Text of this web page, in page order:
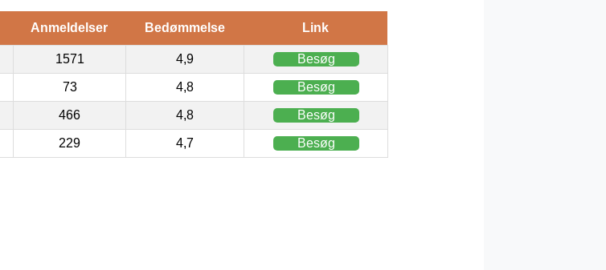
Anmeldelser Bedømmelse Link
1571 4,9 Besøg
73 4,8 Besøg
466 4,8 Besøg
229 4,7 Besøg